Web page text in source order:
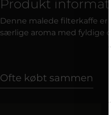
Produkt
Denne malede filterkaffe er
særlige aroma med fyldige
Ofte købt sammen